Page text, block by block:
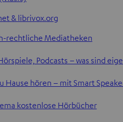
& librivox.org
rechtliche Mediatheken
Podcasts – was sind
Hause hören – mit Smart
kostenlose Hörbücher